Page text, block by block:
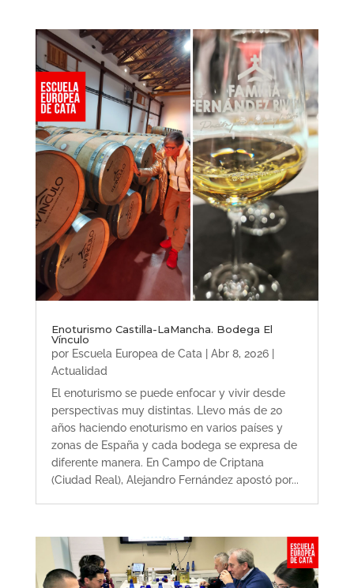
Enoturismo Castilla-LaMancha. Bodega El
Vínculo
por Escuela Europea de Cata Abr 8, 2026|
Actualidad
El enoturismo se puede enfocar y vivir desde
perspectivas muy distintas. Llevo más de 20
años haciendo enoturismo en varios países y
zonas de España y cada bodega se expresa de
diferente manera. En Campo de Criptana
(Ciudad Real), Alejandro Fernández apostó por...